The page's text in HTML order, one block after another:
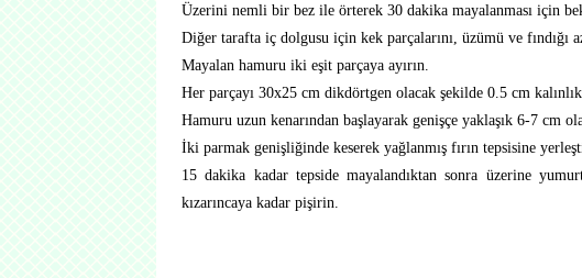
Üzerini nemli bir bez ile örterek 30 dakika mayalanması için
Diğer tarafta iç dolgusu için kek parçalarını, üzümü ve fındığı
Mayalan hamuru iki eşit parçaya ayırın.
Her parçayı 30x25 cm dikdörtgen olacak şekilde 0.5 cm
Hamuru uzun kenarından başlayarak genişçe yaklaşık 6-7 cm
İki parmak genişliğinde keserek yağlanmış fırın tepsisine
15 dakika kadar tepside mayalandıktan sonra üzerine
kızarıncaya kadar pişirin.